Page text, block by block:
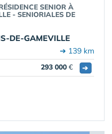
SENIOR À
- SENIORIALES DE
DE-GAMEVILLE
➔ 139 km
293 000 € ➔